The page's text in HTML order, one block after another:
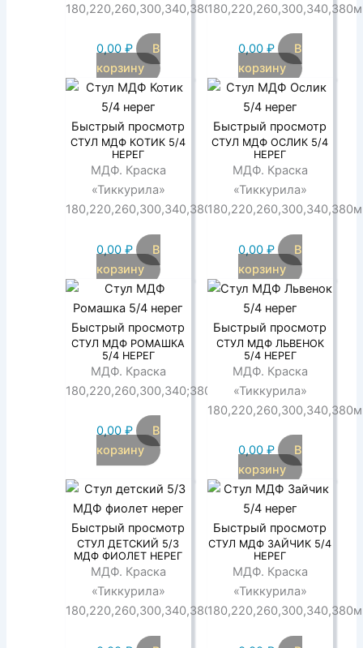
180,220,260,300,340,380мм
0,00 ₽
В
корзину
0,00 ₽
В
корзину
Быстрый просмотр
СТУЛ МДФ КОТИК 5/4
НЕРЕГ
МДФ. Краска
«Тиккурила»
180,220,260,300,340,380мм
0,00 ₽
В
корзину
Быстрый просмотр
СТУЛ МДФ ОСЛИК 5/4
НЕРЕГ
МДФ. Краска
«Тиккурила»
0,00 ₽
В
корзину
Быстрый просмотр
СТУЛ МДФ РОМАШКА
5/4 НЕРЕГ
МДФ. Краска
180,220,260,300,340;380мм
0,00 ₽
В
корзину
Быстрый просмотр
СТУЛ МДФ ЛЬВЕНОК
5/4 НЕРЕГ
МДФ. Краска
«Тиккурила»
0,00 ₽
В
корзину
Быстрый просмотр
СТУЛ ДЕТСКИЙ 5/3
МДФ ФИОЛЕТ НЕРЕГ
МДФ. Краска
«Тиккурила»
180,220,260,300,340,380мм
Быстрый просмотр
СТУЛ МДФ ЗАЙЧИК 5/4
НЕРЕГ
МДФ. Краска
«Тиккурила»